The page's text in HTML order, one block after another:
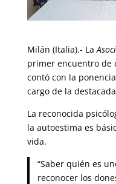
Milán (Italia).- La
primer encuentro de
contó con la
cargo de la
La reconocida
la autoestima es
vida.
“Saber quién es
reconocer los